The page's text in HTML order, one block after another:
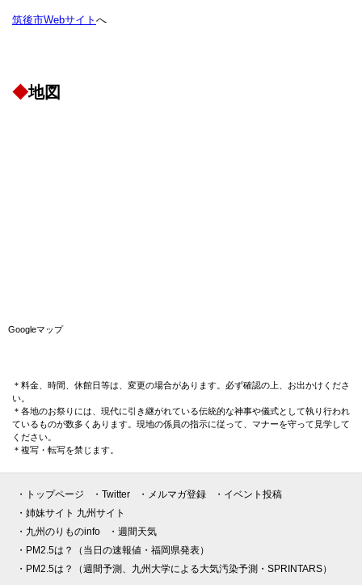
筑後市Webサイト へ
◆地図
Googleマップ
＊料金、時間、休館日等は、変更の場合があります。必ず確認の上、お出かけくださ
い。
＊各地のお祭りには、現代に引き継がれている伝統的な神事や儀式として執り行われ
ているものが数多くあります。現地の係員の指示に従って、マナーを守って見学して
ください。
＊複写・転写を禁じます。
・トップページ ・Twitter ・メルマガ登録
・イベント投稿
・姉妹サイト 九州サイト
・九州のりものinfo
・週間天気
・PM2.5は？（当日の速報値・福岡県発表）
・PM2.5は？（週間予測、九州大学による大気汚染予測・SPRINTARS）